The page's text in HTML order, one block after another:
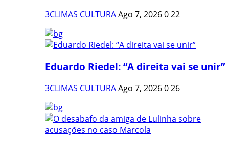
3CLIMAS CULTURAAgo 7, 2026022
Eduardo Riedel: “A direita vai se unir”
3CLIMAS CULTURAAgo 7, 2026026